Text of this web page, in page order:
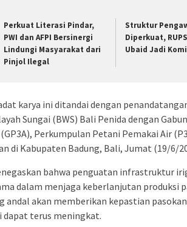
Perkuat Literasi Pindar,
PWI dan AFPI Bersinergi
Lindungi Masyarakat dari
Pinjol Ilegal
​Struktur
Diperkuat,
Ubaid Jadi
karya ini ditandai dengan
Sungai (BWS) Bali Penida dengan
Perkumpulan Petani Pemakai Air
di Kabupaten Badung, Bali, Jumat (19/6/
bahwa penguatan infrastruktur
dalam menjaga keberlanjutan produksi
akan memberikan kepastian
dapat terus meningkat.